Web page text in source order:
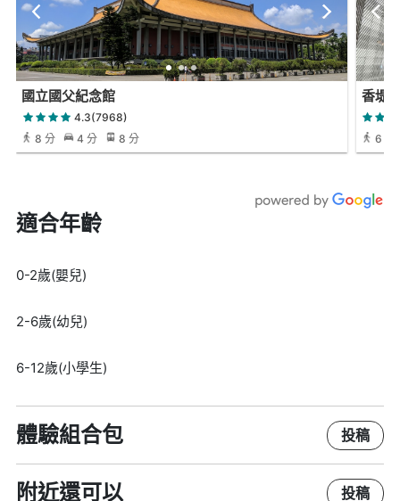
國立國父紀念館
4.3(7968)
8 分
4 分 8 分
香堤
6 分
適合年齡
0-2歲(嬰兒)
2-6歲(幼兒)
6-12歲(小學生)
體驗組合包 投稿
附近還可以 投稿